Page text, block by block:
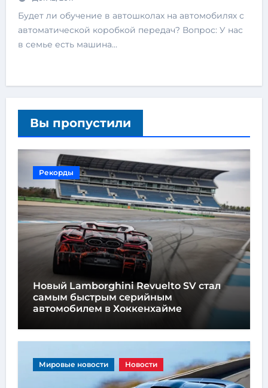
Будет ли обучение в автошколах на автомобилях с
автоматической коробкой передач? Вопрос: У нас
в семье есть машина…
Вы пропустили
Рекорды
Новый Lamborghini Revuelto SV стал
самым быстрым серийным
автомобилем в Хоккенхайме
Мировые новости Новости